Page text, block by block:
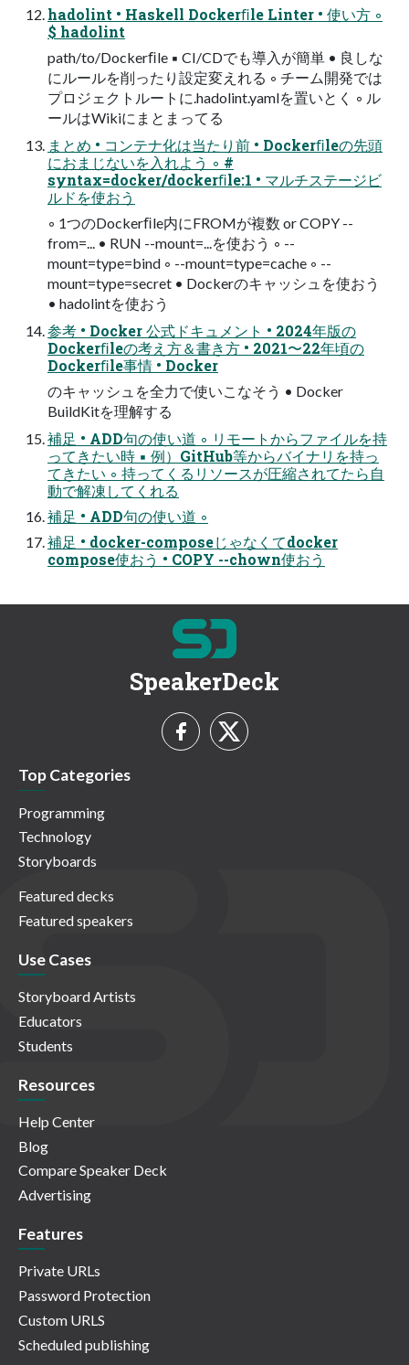
hadolint • Haskell Dockerﬁle Linter • 使い方 ◦
$ hadolint
path/to/Dockerﬁle ▪ CI/CDでも導入が簡単 • 良しな
にルールを削ったり設定変えれる ◦ チーム開発では
プロジェクトルートに.hadolint.yamlを置いとく ◦ ル
ールはWikiにまとまってる
まとめ • コンテナ化は当たり前 • Dockerﬁleの先頭
におまじないを入れよう ◦ #
syntax=docker/dockerﬁle:1 • マルチステージビ
ルドを使おう
◦ 1つのDockerﬁle内にFROMが複数 or COPY --
from=... • RUN --mount=...を使おう ◦ --
mount=type=bind ◦ --mount=type=cache ◦ --
mount=type=secret • Dockerのキャッシュを使おう
• hadolintを使おう
参考 • Docker 公式ドキュメント • 2024年版の
Dockerﬁleの考え方＆書き方 • 2021〜22年頃の
Dockerﬁle事情 • Docker
のキャッシュを全力で使いこなそう • Docker
BuildKitを理解する
補足 • ADD句の使い道 ◦ リモートからファイルを持
ってきたい時 ▪ 例）GitHub等からバイナリを持っ
てきたい ◦ 持ってくるリソースが圧縮されてたら自
動で解凍してくれる
補足 • ADD句の使い道 ◦
補足 • docker-composeじゃなくてdocker
compose使おう • COPY --chown使おう
SpeakerDeck
Top Categories
Programming
Technology
Storyboards
Featured decks
Featured speakers
Use Cases
Storyboard Artists
Educators
Students
Resources
Help Center
Blog
Compare Speaker Deck
Advertising
Features
Private URLs
Password Protection
Custom URLS
Scheduled publishing